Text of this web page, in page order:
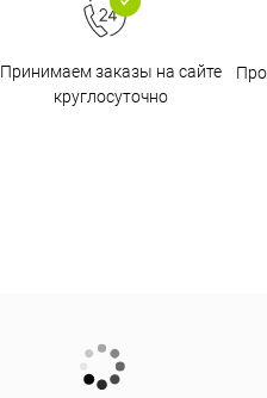
Принимаем заказы на сайте
круглосуточно